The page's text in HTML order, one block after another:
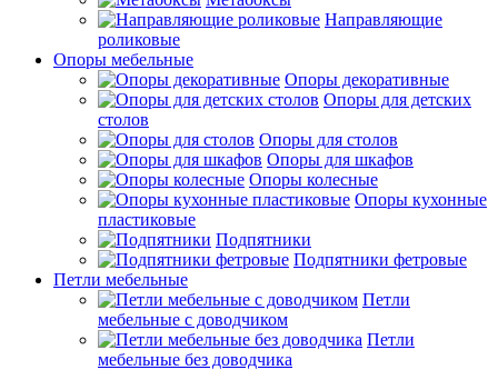
Направляющие
роликовые
Опоры мебельные
Опоры декоративные
Опоры для детских
столов
Опоры для столов
Опоры для шкафов
Опоры колесные
Опоры кухонные
пластиковые
Подпятники
Подпятники фетровые
Петли мебельные
Петли
мебельные с доводчиком
Петли
мебельные без доводчика